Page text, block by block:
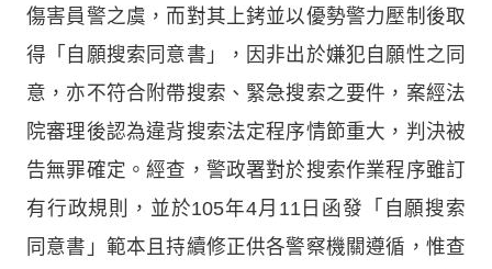
傷害員警之虞，而對其上銬並以優勢警力壓制後取
得「自願搜索同意書」，因非出於嫌犯自願性之同
意，亦不符合附帶搜索、緊急搜索之要件，案經法
院審理後認為違背搜索法定程序情節重大，判決被
告無罪確定。經查，警政署對於搜索作業程序雖訂
有行政規則，並於105年4月11日函發「自願搜索
同意書」範本且持續修正供各警察機關遵循，惟查